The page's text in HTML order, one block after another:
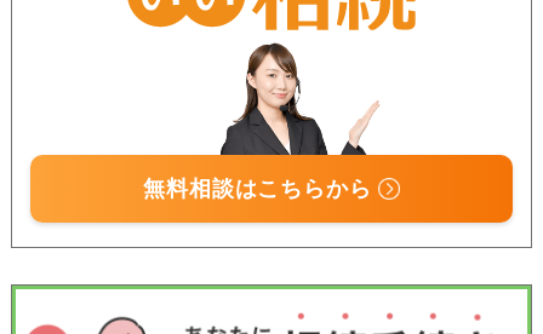
無料相談はこちらから